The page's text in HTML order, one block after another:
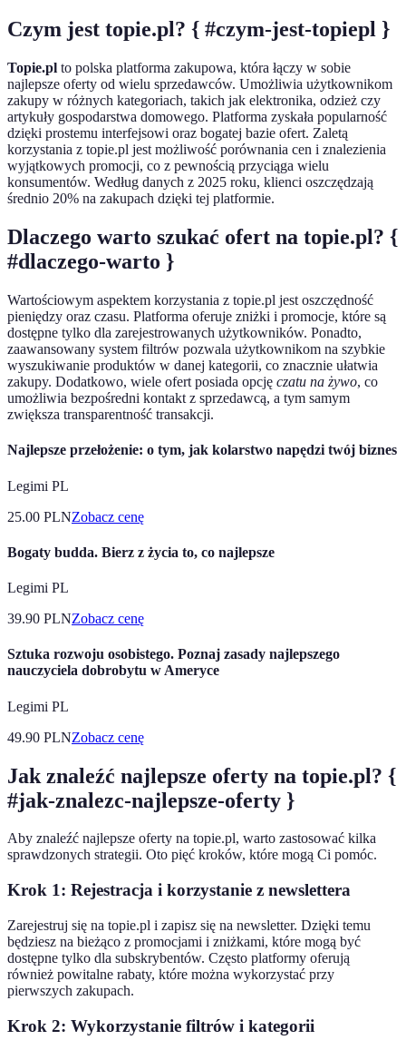
Czym jest topie.pl? { #czym-jest-topiepl }
Topie.pl to polska platforma zakupowa, która łączy w sobie
najlepsze oferty od wielu sprzedawców. Umożliwia użytkownikom
zakupy w różnych kategoriach, takich jak elektronika, odzież czy
artykuły gospodarstwa domowego. Platforma zyskała popularność
dzięki prostemu interfejsowi oraz bogatej bazie ofert. Zaletą
korzystania z topie.pl jest możliwość porównania cen i znalezienia
wyjątkowych promocji, co z pewnością przyciąga wielu
konsumentów. Według danych z 2025 roku, klienci oszczędzają
średnio 20% na zakupach dzięki tej platformie.
Dlaczego warto szukać ofert na topie.pl? {
#dlaczego-warto }
Wartościowym aspektem korzystania z topie.pl jest oszczędność
pieniędzy oraz czasu. Platforma oferuje zniżki i promocje, które są
dostępne tylko dla zarejestrowanych użytkowników. Ponadto,
zaawansowany system filtrów pozwala użytkownikom na szybkie
wyszukiwanie produktów w danej kategorii, co znacznie ułatwia
zakupy. Dodatkowo, wiele ofert posiada opcję czatu na żywo, co
umożliwia bezpośredni kontakt z sprzedawcą, a tym samym
zwiększa transparentność transakcji.
Najlepsze przełożenie: o tym, jak kolarstwo napędzi twój biznes
Legimi PL
25.00 PLNZobacz cenę
Bogaty budda. Bierz z życia to, co najlepsze
Legimi PL
39.90 PLNZobacz cenę
Sztuka rozwoju osobistego. Poznaj zasady najlepszego
nauczyciela dobrobytu w Ameryce
Legimi PL
49.90 PLNZobacz cenę
Jak znaleźć najlepsze oferty na topie.pl? {
#jak-znalezc-najlepsze-oferty }
Aby znaleźć najlepsze oferty na topie.pl, warto zastosować kilka
sprawdzonych strategii. Oto pięć kroków, które mogą Ci pomóc.
Krok 1: Rejestracja i korzystanie z newslettera
Zarejestruj się na topie.pl i zapisz się na newsletter. Dzięki temu
będziesz na bieżąco z promocjami i zniżkami, które mogą być
dostępne tylko dla subskrybentów. Często platformy oferują
również powitalne rabaty, które można wykorzystać przy
pierwszych zakupach.
Krok 2: Wykorzystanie filtrów i kategorii